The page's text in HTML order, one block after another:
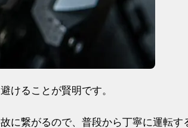
けることが賢明です。
に繋がるので、普段から丁寧に運転す